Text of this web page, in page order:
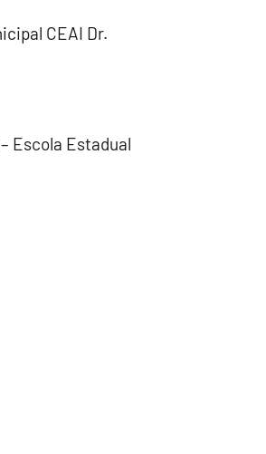
CEAI Dr.
Escola Estadual